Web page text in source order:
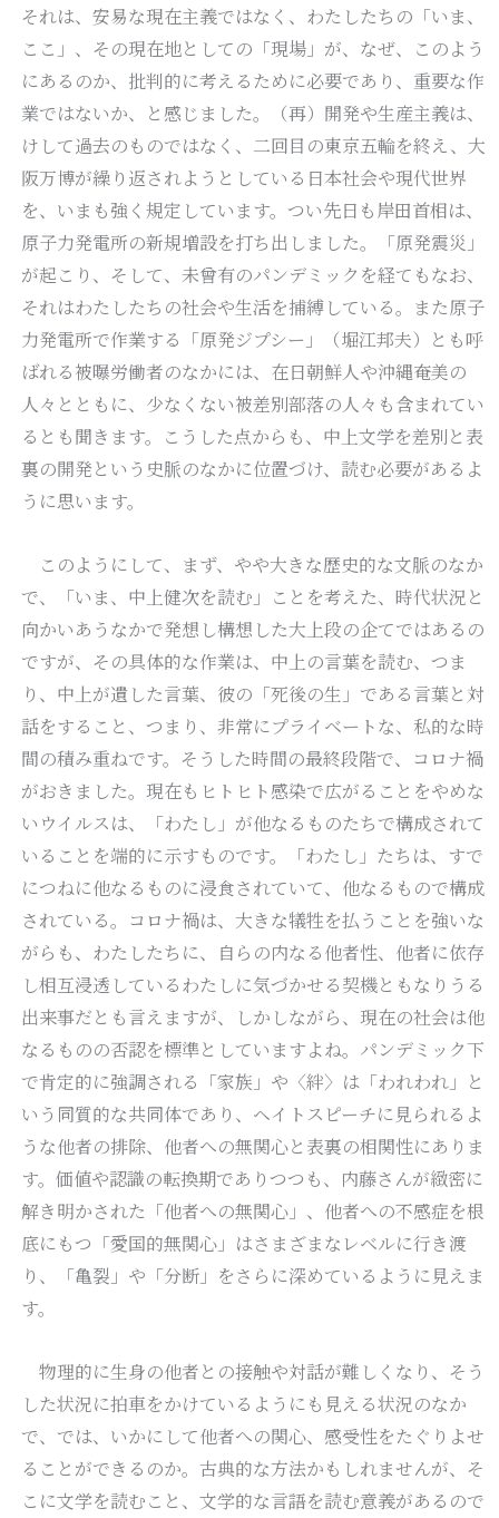
それは、安易な現在主義ではなく、わたしたちの「いま、
ここ」、その現在地としての「現場」が、なぜ、このよう
にあるのか、批判的に考えるために必要であり、重要な作
業ではないか、と感じました。（再）開発や生産主義は、
けして過去のものではなく、二回目の東京五輪を終え、大
阪万博が繰り返されようとしている日本社会や現代世界
を、いまも強く規定しています。つい先日も岸田首相は、
原子力発電所の新規増設を打ち出しました。「原発震災」
が起こり、そして、未曾有のパンデミックを経てもなお、
それはわたしたちの社会や生活を捕縛している。また原子
力発電所で作業する「原発ジプシー」（堀江邦夫）とも呼
ばれる被曝労働者のなかには、在日朝鮮人や沖縄奄美の
人々とともに、少なくない被差別部落の人々も含まれてい
るとも聞きます。こうした点からも、中上文学を差別と表
裏の開発という史脈のなかに位置づけ、読む必要があるよ
うに思います。
このようにして、まず、やや大きな歴史的な文脈のなか
で、「いま、中上健次を読む」ことを考えた、時代状況と
向かいあうなかで発想し構想した大上段の企てではあるの
ですが、その具体的な作業は、中上の言葉を読む、つま
り、中上が遺した言葉、彼の「死後の生」である言葉と対
話をすること、つまり、非常にプライベートな、私的な時
間の積み重ねです。そうした時間の最終段階で、コロナ禍
がおきました。現在もヒトヒト感染で広がることをやめな
いウイルスは、「わたし」が他なるものたちで構成されて
いることを端的に示すものです。「わたし」たちは、すで
につねに他なるものに浸食されていて、他なるもので構成
されている。コロナ禍は、大きな犠牲を払うことを強いな
がらも、わたしたちに、自らの内なる他者性、他者に依存
し相互浸透しているわたしに気づかせる契機ともなりうる
出来事だとも言えますが、しかしながら、現在の社会は他
なるものの否認を標準としていますよね。パンデミック下
で肯定的に強調される「家族」や〈絆〉は「われわれ」と
いう同質的な共同体であり、ヘイトスピーチに見られるよ
うな他者の排除、他者への無関心と表裏の相関性にありま
す。価値や認識の転換期でありつつも、内藤さんが緻密に
解き明かされた「他者への無関心」、他者への不感症を根
底にもつ「愛国的無関心」はさまざまなレベルに行き渡
り、「亀裂」や「分断」をさらに深めているように見えま
す。
物理的に生身の他者との接触や対話が難しくなり、そう
した状況に拍車をかけているようにも見える状況のなか
で、では、いかにして他者への関心、感受性をたぐりよせ
ることができるのか。古典的な方法かもしれませんが、そ
こに文学を読むこと、文学的な言語を読む意義があるので